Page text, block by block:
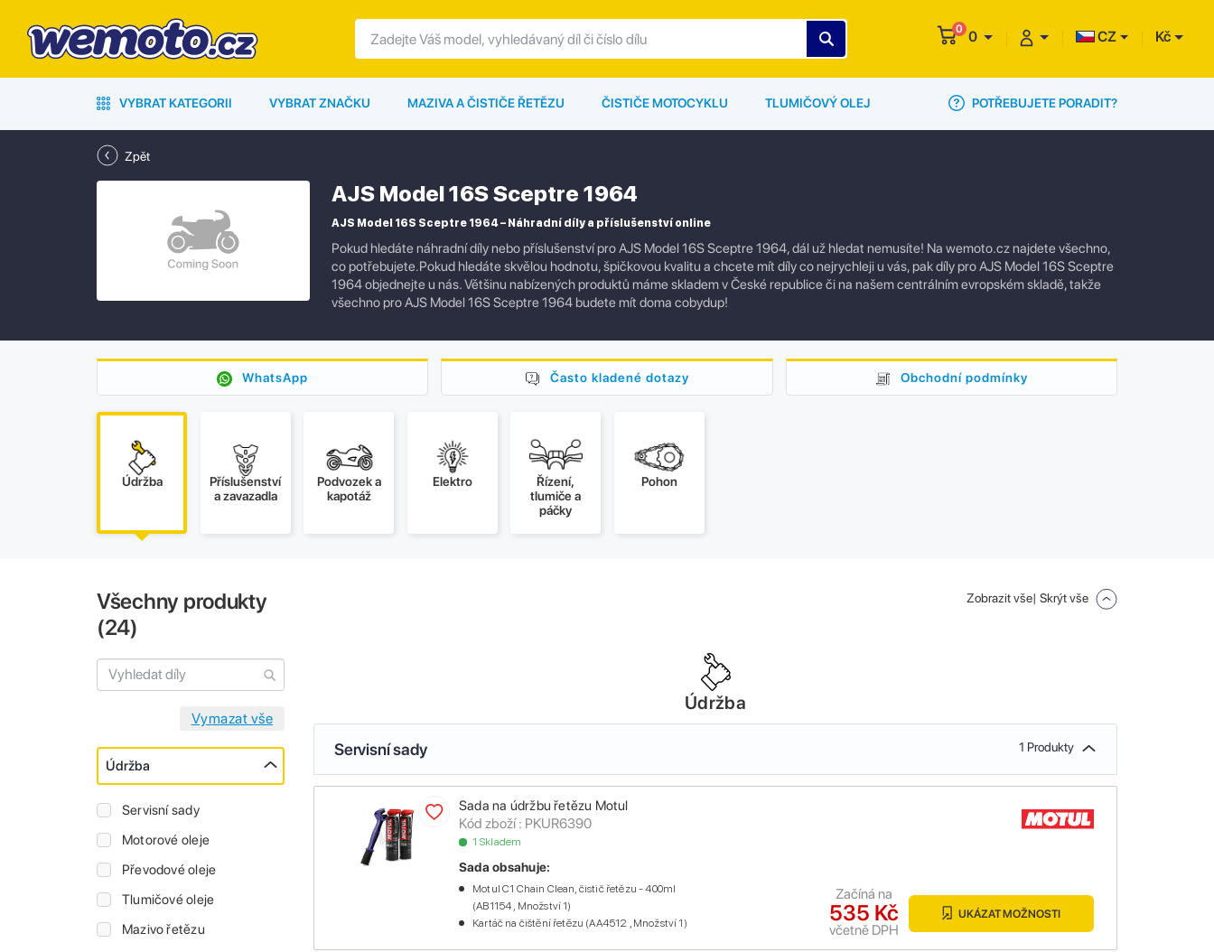
0 0 CZ Kč
VYBRAT KATEGORII VYBRAT ZNAČKU MAZIVA A ČISTIČE ŘETĚZU ČISTIČE MOTOCYKLU TLUMIČOVÝ OLEJ POTŘEBUJETE PORADIT?
Zpět
AJS Model 16S Sceptre 1964
AJS Model 16S Sceptre 1964 – Náhradní díly a příslušenství online
Pokud hledáte náhradní díly nebo příslušenství pro AJS Model 16S Sceptre 1964, dál už hledat nemusíte! Na wemoto.cz najdete všechno,
co potřebujete.Pokud hledáte skvělou hodnotu, špičkovou kvalitu a chcete mít díly co nejrychleji u vás, pak díly pro AJS Model 16S Sceptre
1964 objednejte u nás. Většinu nabízených produktů máme skladem v České republice či na našem centrálním evropském skladě, takže
všechno pro AJS Model 16S Sceptre 1964 budete mít doma cobydup!
WhatsApp Často kladené dotazy Obchodní podmínky
Údržba
Příslušenství
a zavazadla
Podvozek a
kapotáž
Elektro
Řízení,
tlumiče a
páčky
Pohon
Všechny produkty
(24)
Údržba
Servisní sady
Motorové oleje
Převodové oleje
Tlumičové oleje
Mazivo řetězu
Zobrazit vše| Skrýt vše
Údržba
Servisní sady 1 Produkty
Sada na údržbu řetězu Motul
Kód zboží : PKUR6390
1 Skladem
Sada obsahuje:
Motul C1 Chain Clean, čistič řetězu - 400ml
(AB1154 , Množství 1)
Kartáč na čištění řetězu (AA4512 , Množství 1)
535 Kč
včetně DPH
Začíná na
UKÁZAT MOŽNOSTI